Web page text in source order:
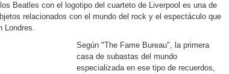
Beatles con el logotipo del cuarteto de Liverpool es una de
relacionados con el mundo del rock y el espectáculo que
Londres.
Según "The Fame Bureau", la primera
casa de subastas del mundo
especializada en ese tipo de recuerdos,